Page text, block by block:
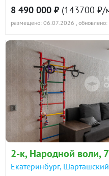
8 490 000 ₽ (143700 ₽/
размещено: 06.07.2026 ,
2-к, Народной воли,
Екатеринбург,